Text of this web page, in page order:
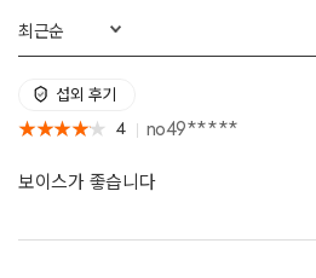
최근순
섭외 후기
★★★★★
★★★★★ 4 no49*****
보이스가 좋습니다